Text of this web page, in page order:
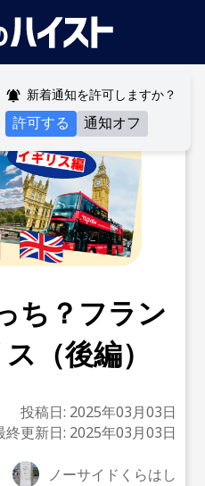
新着通知を許可しますか？
許可する 通知オフ
ち？フラン
（後編）
投稿日: 2025年03月03日
終更新日: 2025年03月03日
ノーサイドくらはし